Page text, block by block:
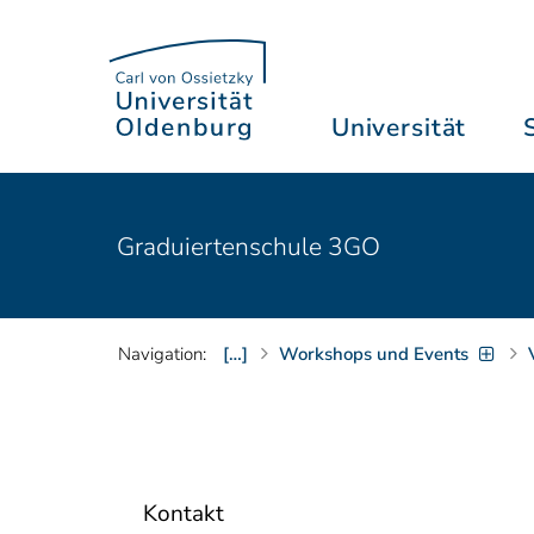
Universität
Graduiertenschule 3GO
Navigation: […] Workshops und Events
Kontakt